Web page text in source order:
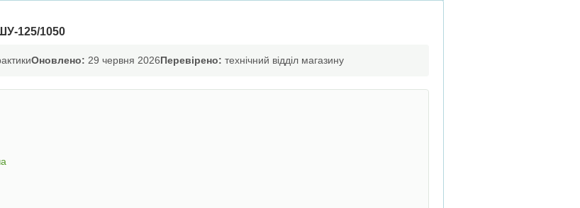
125/1050
Оновлено: 29 червня 2026Перевірено: технічний відділ магазину